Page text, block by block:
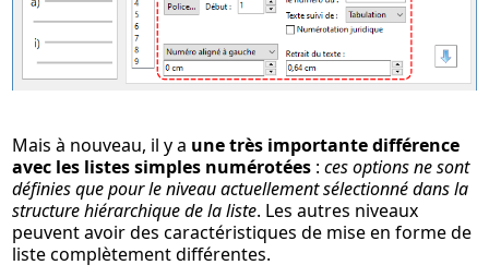
Mais à nouveau, il y a une très importante différence
avec les listes simples numérotées :ces options ne sont
définies que pour le niveau actuellement sélectionné dans la
structure hiérarchique de la liste. Les autres niveaux
peuvent avoir des caractéristiques de mise en forme de
liste complètement différentes.